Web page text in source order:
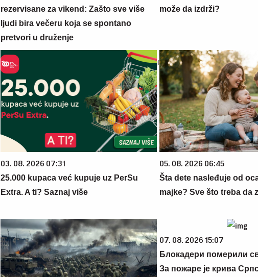
rezervisane za vikend: Zašto sve više
ljudi bira večeru koja se spontano
pretvori u druženje
može da izdrži?
03. 08. 2026 07:31
25.000 kupaca već kupuje uz PerSu
Extra. A ti? Saznaj više
05. 08. 2026 06:45
Šta dete nasleđuje od
majke? Sve što treba da
07. 08. 2026 15:07
Блокадери померили
За пожаре је крива